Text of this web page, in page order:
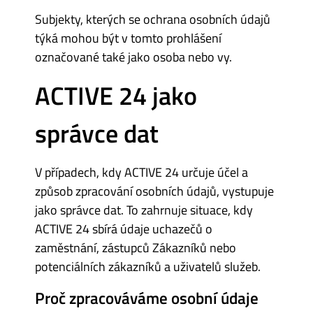
Subjekty, kterých se ochrana osobních údajů
týká mohou být v tomto prohlášení
označované také jako osoba nebo vy.
ACTIVE 24 jako
správce dat
V případech, kdy ACTIVE 24 určuje účel a
způsob zpracování osobních údajů, vystupuje
jako správce dat. To zahrnuje situace, kdy
ACTIVE 24 sbírá údaje uchazečů o
zaměstnání, zástupců Zákazníků nebo
potenciálních zákazníků a uživatelů služeb.
Proč zpracováváme osobní údaje